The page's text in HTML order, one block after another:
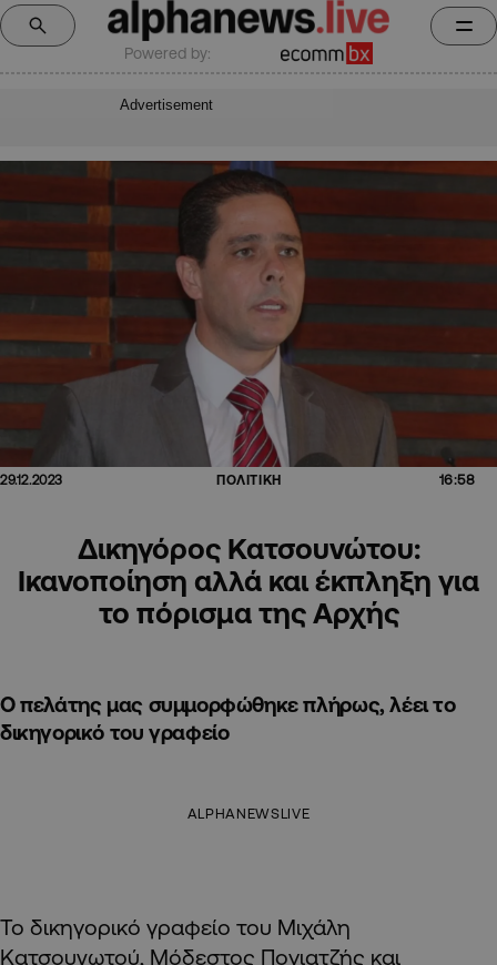
Powered by:
Advertisement
29.12.2023 ΠΟΛΙΤΙΚΗ 16:58
Δικηγόρος Κατσουνώτου:
Ικανοποίηση αλλά και έκπληξη για
το πόρισμα της Αρχής
Ο πελάτης μας συμμορφώθηκε πλήρως, λέει το
δικηγορικό του γραφείο
ALPHANEWSLIVE
Το δικηγορικό γραφείο του Μιχάλη
Κατσουνωτού, Μόδεστος Πογιατζής και